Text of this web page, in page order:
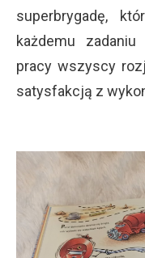
superbrygadę,
każdemu
pracy wszyscy
satysfakcją z